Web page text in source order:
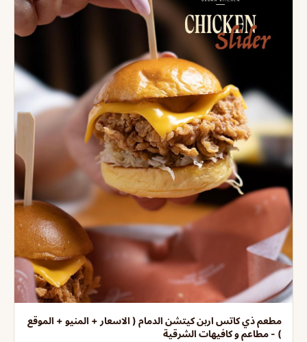
مطعم ذي كاتس اربن كيتشن الدمام ( الاسعار + المنيو + الموقع
) - مطاعم و كافيهات الشرقية